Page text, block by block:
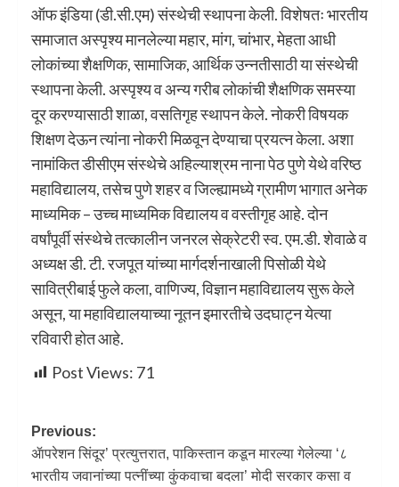
ऑफ इंडिया (डी.सी.एम) संस्थेची स्थापना केली. विशेषतः भारतीय
समाजात अस्पृश्य मानलेल्या महार, मांग, चांभार, मेहता आधी
लोकांच्या शैक्षणिक, सामाजिक, आर्थिक उन्नतीसाठी या संस्थेची
स्थापना केली. अस्पृश्य व अन्य गरीब लोकांची शैक्षणिक समस्या
दूर करण्यासाठी शाळा, वसतिगृह स्थापन केले. नोकरी विषयक
शिक्षण देऊन त्यांना नोकरी मिळवून देण्याचा प्रयत्न केला. अशा
नामांकित डीसीएम संस्थेचे अहिल्याश्रम नाना पेठ पुणे येथे वरिष्ठ
महाविद्यालय, तसेच पुणे शहर व जिल्ह्यामध्ये ग्रामीण भागात अनेक
माध्यमिक – उच्च माध्यमिक विद्यालय व वस्तीगृह आहे. दोन
वर्षांपूर्वी संस्थेचे तत्कालीन जनरल सेक्रेटरी स्व. एम.डी. शेवाळे व
अध्यक्ष डी. टी. रजपूत यांच्या मार्गदर्शनाखाली पिसोळी येथे
सावित्रीबाई फुले कला, वाणिज्य, विज्ञान महाविद्यालय सुरू केले
असून, या महाविद्यालयाच्या नूतन इमारतीचे उदघाट्न येत्या
रविवारी होत आहे.
Post Views: 71
Previous:
ॲापरेशन सिंदूर’ प्रत्युत्तरात, पाकिस्तान कडून मारल्या गेलेल्या ‘८
भारतीय जवानांच्या पत्नींच्या कुंकवाचा बदला’ मोदी सरकार कसा व